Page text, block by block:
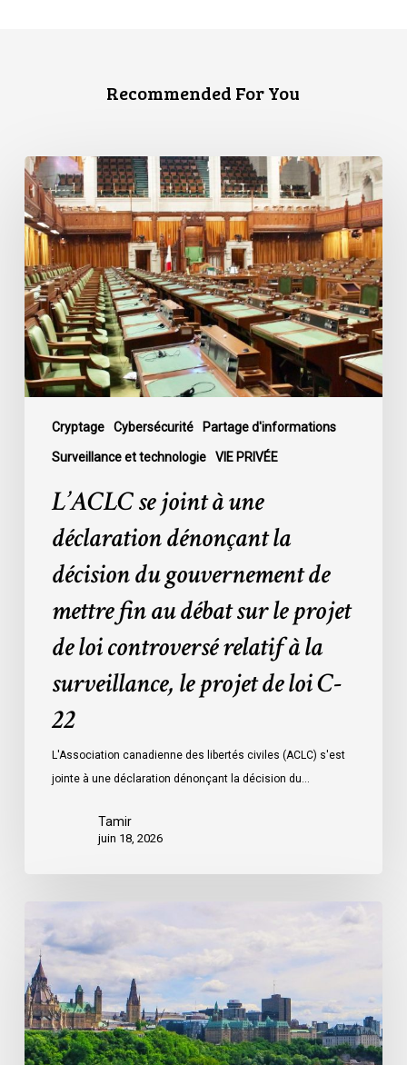
Recommended For You
Cryptage Cybersécurité Partage d'informations
Surveillance et technologie VIE PRIVÉE
L’ACLC
se
joint
à
une
déclaration
dénonçant
la
décision
du
gouvernement
mettre
relatif
surveillance,
L’ACLC se joint à une
déclaration dénonçant la
décision du gouvernement de
mettre fin au débat sur le projet
de loi controversé relatif à la
surveillance, le projet de loi C-
22
L'Association canadienne des libertés civiles (ACLC) s'est
jointe à une déclaration dénonçant la décision du…
Tamir
juin 18, 2026
société
civile
appelle
les
dirigeants
politiques